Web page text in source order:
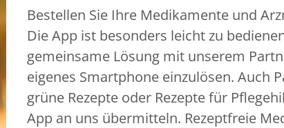
Bestellen Sie Ihre Medikamente und
Die App ist besonders leicht zu
gemeinsame Lösung mit unserem
eigenes Smartphone einzulösen. Auch
grüne Rezepte oder Rezepte für
App an uns übermitteln. Rezeptfreie